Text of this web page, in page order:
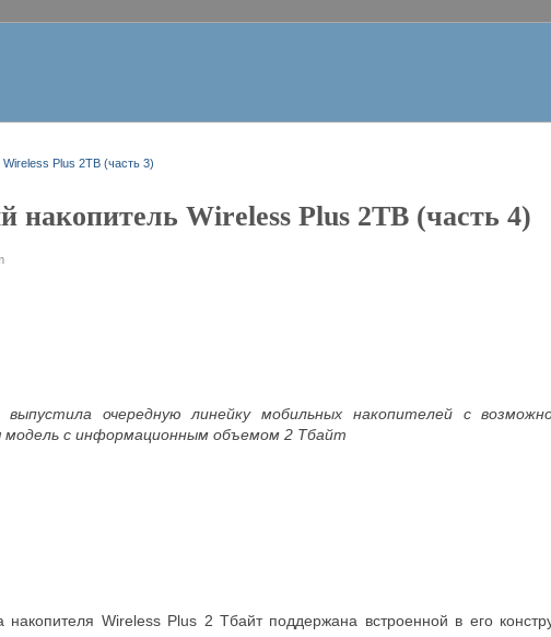
Plus 2ТB (часть 3)
Wireless Plus 2ТB (часть 4)
выпустила очередную линейку мобильных накопителей с
модель с информационным объемом 2 Тбайт
накопителя Wireless Plus 2 Тбайт поддержана встроенной в его